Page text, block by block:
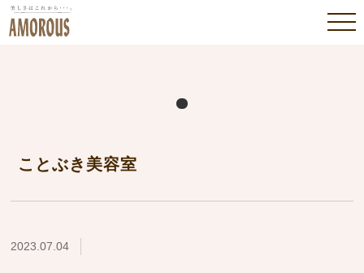
ことぶき美容室
2023.07.04